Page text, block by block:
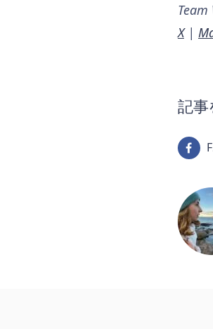
X|
記事